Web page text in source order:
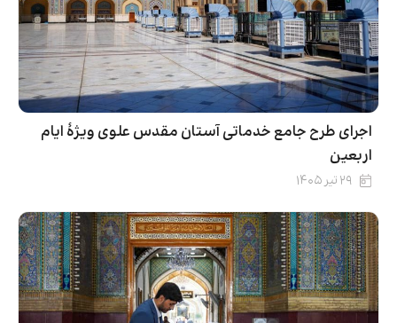
اجرای طرح جامع خدماتی آستان مقدس علوی ویژۀ ایام
اربعین
۲۹ تیر ۱۴۰۵